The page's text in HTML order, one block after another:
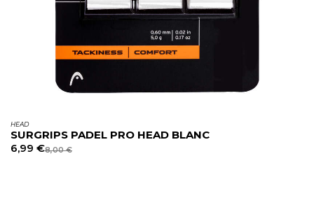
HEAD
SURGRIPS PADEL PRO HEAD BLANC
6,99 €8,00€